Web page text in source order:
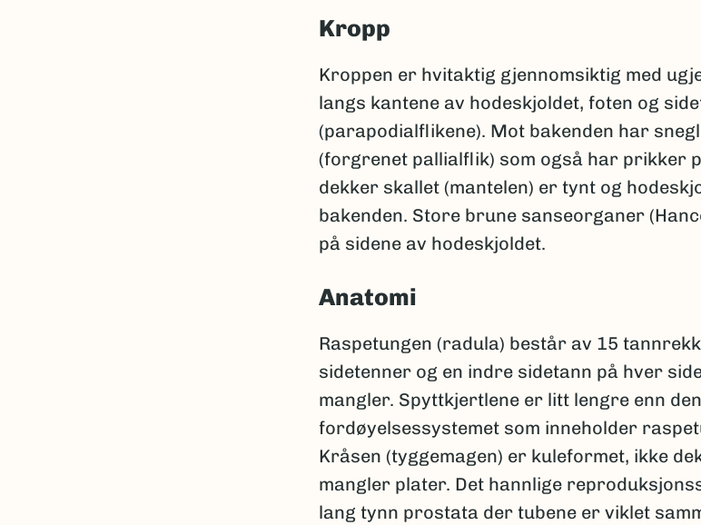
Kropp
Kroppen er hvitaktig gjennomsiktig med
langs kantene av hodeskjoldet, foten og
(parapodialflikene). Mot bakenden har
(forgrenet pallialflik) som også har prikker
dekker skallet (mantelen) er tynt og
bakenden. Store brune sanseorganer
på sidene av hodeskjoldet.
Anatomi
Raspetungen (radula) består av 15
sidetenner og en indre sidetann på hver
mangler. Spyttkjertlene er litt lengre enn
fordøyelsessystemet som inneholder
Kråsen (tyggemagen) er kuleformet, ikke
mangler plater. Det hannlige
lang tynn prostata der tubene er viklet